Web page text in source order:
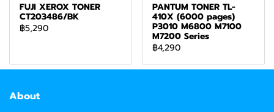
FUJI XEROX TONER
CT203486/BK
฿5,290
PANTUM TONER TL-
410X (6000 pages)
P3010 M6800 M7100
M7200 Series
฿4,290
About